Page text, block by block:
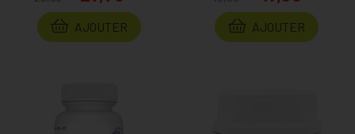
AJOUTER
AJOUTER